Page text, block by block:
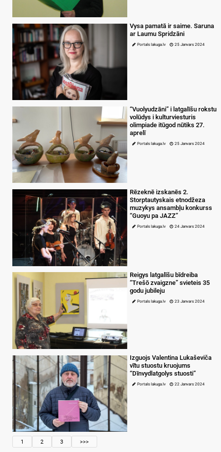
Vysa pamatā ir saime. Saruna
ar Laumu Spridzāni
Portals lakuga.lv 25 Janvars 2024
“Vuolyudzāni” i latgalīšu rokstu
volūdys i kulturviesturis
olimpiade itūgod nūtiks 27.
aprelī
Portals lakuga.lv 25 Janvars 2024
Rēzeknē izskanēs 2.
Storptautyskais etnodžeza
muzykys ansambļu konkurss
“Guoyu pa JAZZ”
Portals lakuga.lv 24 Janvars 2024
Reigys latgalīšu bīdreiba
“Trešō zvaigzne” svieteis 35
godu jubileju
Portals lakuga.lv 23 Janvars 2024
Izguojs Valentina Lukaševiča
vītu stuostu kruojums
“Dīnvydlatgolys stuosti”
Portals lakuga.lv 22 Janvars 2024
1 2 3 >>>